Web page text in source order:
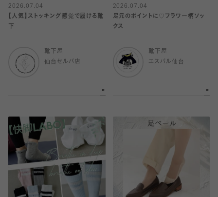
2026.07.04
【人気】ストッキング感覚で履ける靴
下
靴下屋
仙台セルバ店
2026.07.04
足元のポイントに♡フラワー柄ソッ
クス
靴下屋
エスパル仙台